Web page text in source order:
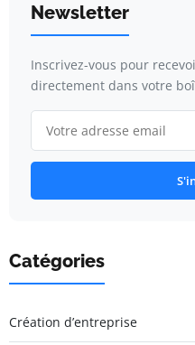
Newsletter
Inscrivez-vous pour
directement dans votre
Catégories
Création d’entreprise